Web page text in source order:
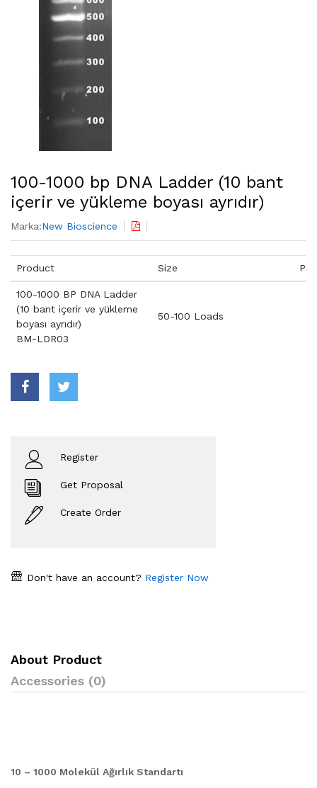
100-1000 bp DNA Ladder (10 bant
içerir ve yükleme boyası ayrıdır)
Marka:New Bioscience
Product Size
100-1000 BP DNA Ladder
(10 bant içerir ve yükleme
boyası ayrıdır)
BM-LDR03
50-100 Loads
Register
Get Proposal
Create Order
Don't have an account? Register Now
About Product
Accessories (0)
10 – 1000 Molekül Ağırlık Standartı